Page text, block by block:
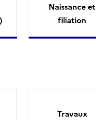
Naissance et
filiation
Travaux